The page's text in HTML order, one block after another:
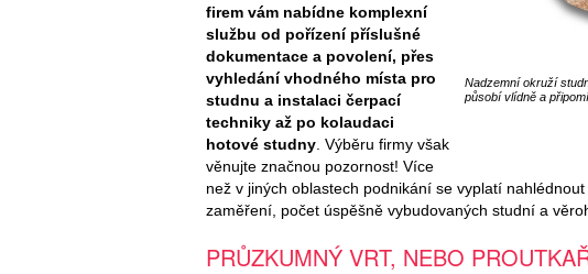
Nadzemní okruží
působí vlídně a
firem vám nabídne komplexní
službu od pořízení příslušné
dokumentace a povolení, přes
vyhledání vhodného místa pro
studnu a instalaci čerpací
techniky až po kolaudaci
hotové studny . Výběru firmy však
věnujte značnou pozornost! Více
než v jiných oblastech podnikání se vyplatí
zaměření, počet úspěšně vybudovaných studní a
PRŮZKUMNÝ VRT, NEBO